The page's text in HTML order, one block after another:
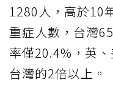
1280人，高於10
重症人數，台灣
率僅20.4%，英
台灣的2倍以上。